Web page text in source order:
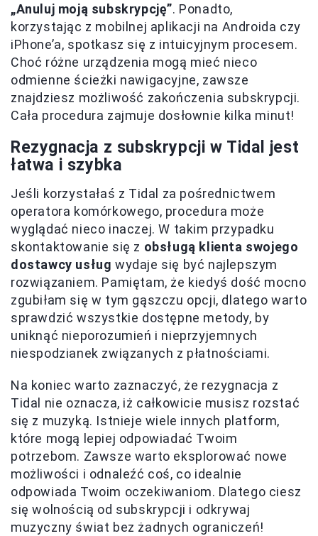
„Anuluj moją subskrypcję”. Ponadto,
korzystając z mobilnej aplikacji na Androida czy
iPhone’a, spotkasz się z intuicyjnym procesem.
Choć różne urządzenia mogą mieć nieco
odmienne ścieżki nawigacyjne, zawsze
znajdziesz możliwość zakończenia subskrypcji.
Cała procedura zajmuje dosłownie kilka minut!
Rezygnacja z subskrypcji w Tidal jest
łatwa i szybka
Jeśli korzystałaś z Tidal za pośrednictwem
operatora komórkowego, procedura może
wyglądać nieco inaczej. W takim przypadku
skontaktowanie się z obsługą klienta swojego
dostawcy usług wydaje się być najlepszym
rozwiązaniem. Pamiętam, że kiedyś dość mocno
zgubiłam się w tym gąszczu opcji, dlatego warto
sprawdzić wszystkie dostępne metody, by
uniknąć nieporozumień i nieprzyjemnych
niespodzianek związanych z płatnościami.
Na koniec warto zaznaczyć, że rezygnacja z
Tidal nie oznacza, iż całkowicie musisz rozstać
się z muzyką. Istnieje wiele innych platform,
które mogą lepiej odpowiadać Twoim
potrzebom. Zawsze warto eksplorować nowe
możliwości i odnaleźć coś, co idealnie
odpowiada Twoim oczekiwaniom. Dlatego ciesz
się wolnością od subskrypcji i odkrywaj
muzyczny świat bez żadnych ograniczeń!